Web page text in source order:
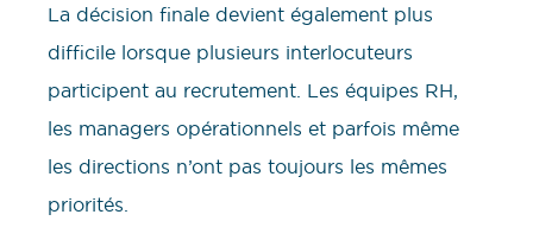
La décision finale devient également plus
difficile lorsque plusieurs interlocuteurs
participent au recrutement. Les équipes RH,
les managers opérationnels et parfois même
les directions n’ont pas toujours les mêmes
priorités.